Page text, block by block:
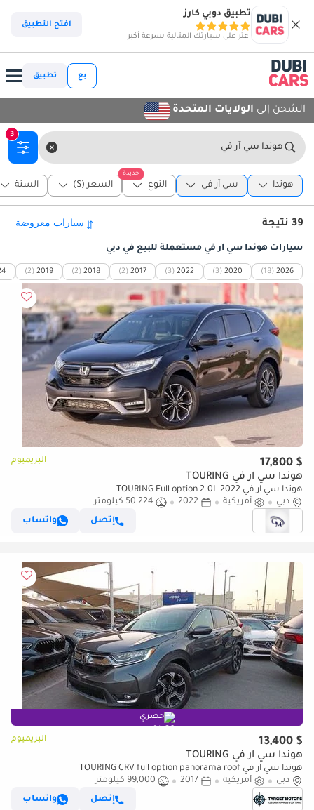
تطبيق دوبي كارز
اعثر على سيارتك المثالية بسرعة أكبر
افتح التطبيق
بع تطبيق
الشحن إلى الولايات المتحدة
هوندا سي آر في
3
هوندا سي آر في
جديدة
النوع السعر ($) السنة
39 نتيجة
سيارات هوندا سي آر في مستعملة للبيع في دبي
2026
(18)
2020
(3)
2022
(3)
2017
(2)
2018
(2)
2019
(2)
$ 17,800 البريميوم
هوندا سي آر في TOURING
هوندا سي آر في TOURING Full option 2.0L 2022
دبي
أمريكية 2022
50,224 كيلومتر
إتصل
واتساب
حصري
$ 13,400 البريميوم
هوندا سي آر في TOURING
هوندا سي آر في TOURING CRV full option panorama roof
دبي
أمريكية 2017
99,000 كيلومتر
إتصل
واتساب